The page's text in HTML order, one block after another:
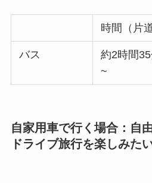
時間（片道
バス
約2時間
~
自家用車で行く場合：自
ドライブ旅行を楽しみた